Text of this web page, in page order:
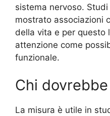
sistema nervoso.
mostrato associazioni
della vita e per questo
attenzione come
funzionale.
Chi
La misura è utile in